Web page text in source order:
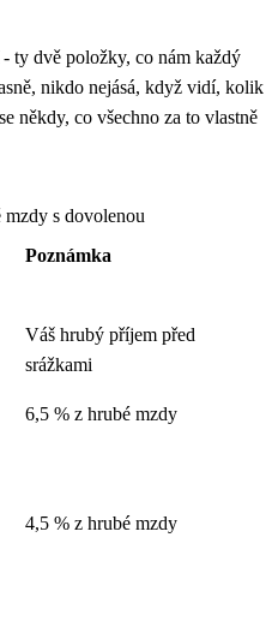
- ty dvě položky, co nám každý
nikdo nejásá, když vidí, kolik
někdy, co všechno za to vlastně
s dovolenou
Poznámka
Váš hrubý příjem před
srážkami
6,5 % z hrubé mzdy
4,5 % z hrubé mzdy